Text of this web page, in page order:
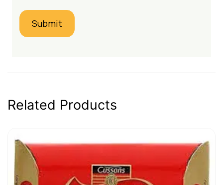
Related Products